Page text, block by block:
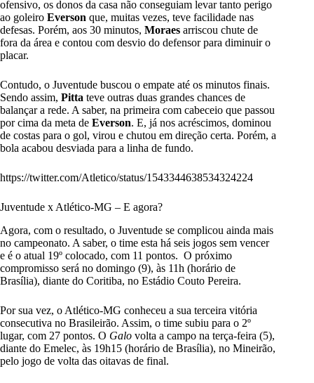
ofensivo, os donos da casa não conseguiam levar tanto perigo
ao goleiro Everson que, muitas vezes, teve facilidade nas
defesas. Porém, aos 30 minutos, Moraes arriscou chute de
fora da área e contou com desvio do defensor para diminuir o
placar.
Contudo, o Juventude buscou o empate até os minutos finais.
Sendo assim, Pitta teve outras duas grandes chances de
balançar a rede. A saber, na primeira com cabeceio que passou
por cima da meta de Everson. E, já nos acréscimos, dominou
de costas para o gol, virou e chutou em direção certa. Porém, a
bola acabou desviada para a linha de fundo.
https://twitter.com/Atletico/status/1543344638534324224
Juventude x Atlético-MG – E agora?
Agora, com o resultado, o Juventude se complicou ainda mais
no campeonato. A saber, o time esta há seis jogos sem vencer
e é o atual 19º colocado, com 11 pontos. O próximo
compromisso será no domingo (9), às 11h (horário de
Brasília), diante do Coritiba, no Estádio Couto Pereira.
Por sua vez, o Atlético-MG conheceu a sua terceira vitória
consecutiva no Brasileirão. Assim, o time subiu para o 2º
lugar, com 27 pontos. O Galo volta a campo na terça-feira (5),
diante do Emelec, às 19h15 (horário de Brasília), no Mineirão,
pelo jogo de volta das oitavas de final.